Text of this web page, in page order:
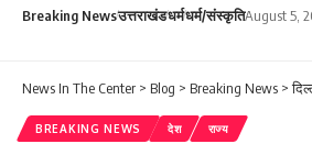
Breaking Newsउत्तराखंडधर्मधर्म/संस्कृतिAugust 5,
News In The Center > Blog > Breaking News >दिल्ली में
BREAKING NEWS देश राज्य